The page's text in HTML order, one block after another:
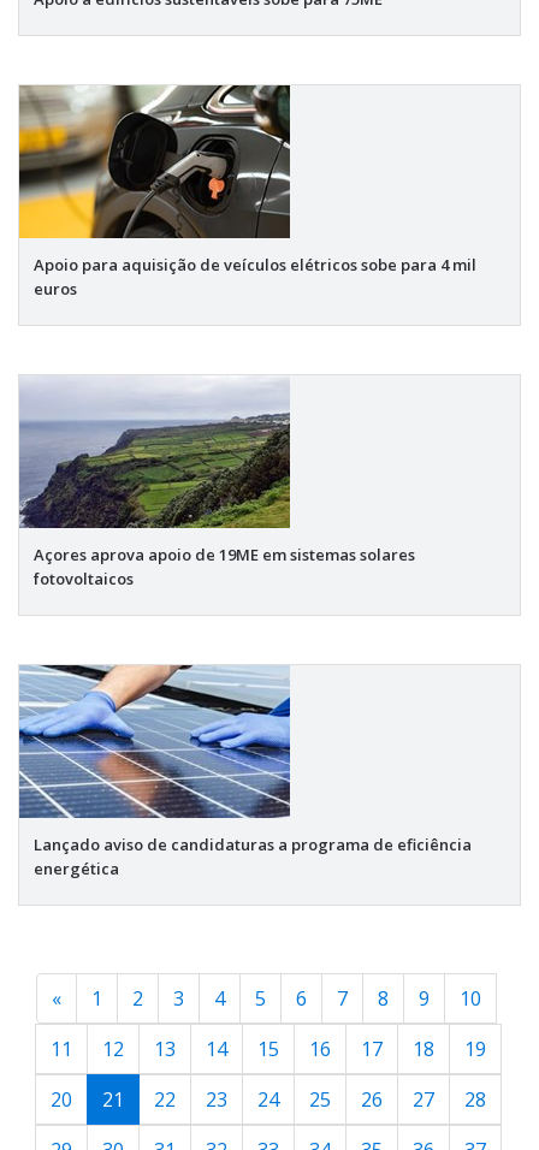
Apoio para aquisição de veículos elétricos sobe para 4 mil
euros
Açores aprova apoio de 19ME em sistemas solares
fotovoltaicos
Lançado aviso de candidaturas a programa de eficiência
energética
« 1 2 3 4 5 6 7 8 9
10
11
12 13 14 15 16 17 18
19
20
21 22 23 24 25 26 27
28